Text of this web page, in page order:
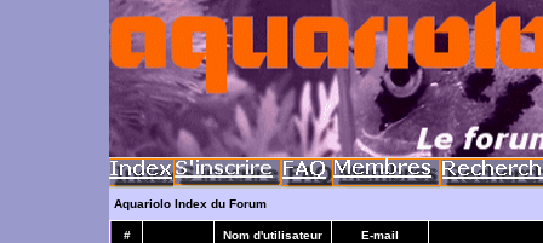
Aquariolo Index du Forum
# Nom d'utilisateur E-mail